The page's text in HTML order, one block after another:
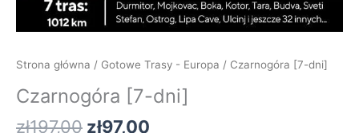
Strona główna / Gotowe Trasy - Europa / Czarnogóra [7-dni]
Czarnogóra [7-dni]
zł197,00 zł97,00